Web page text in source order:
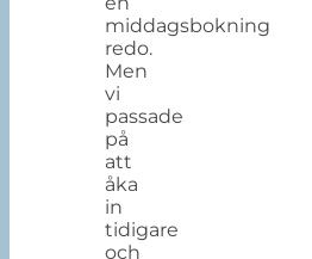
middagsbokning
redo.
Men
vi
passade
på
att
åka
in
tidigare
och